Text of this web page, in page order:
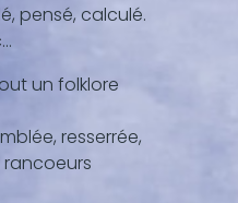
pensé, calculé.
un folklore
resserrée,